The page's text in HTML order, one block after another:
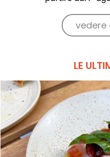
vedere
LE